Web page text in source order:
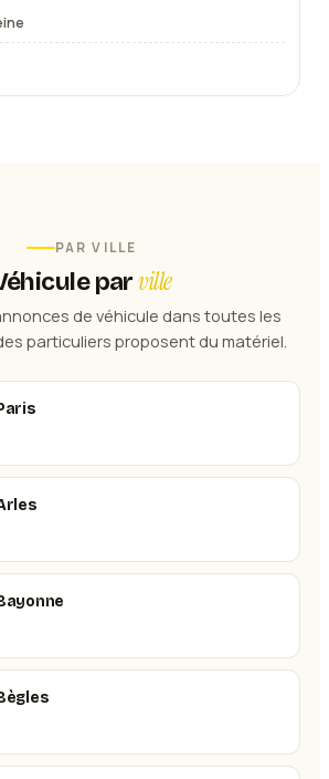
PAR VILLE
parville
de véhicule dans toutes les
particuliers proposent du matériel.